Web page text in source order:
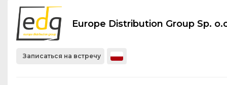
Europe Distribution Group Sp.
Записаться на встречу